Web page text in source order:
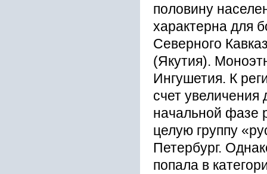
половину
характерна для
Северного
(Якутия).
Ингушетия. К
счет увеличения
начальной фазе
целую группу
Петербург.
попала в